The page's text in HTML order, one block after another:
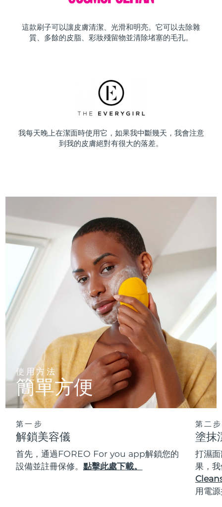
這款刷子可以讓皮膚清潔、光滑和明亮。它可以去除雜
質、多餘的皮脂、彩妝殘留物並清除堵塞的毛孔。
我每天晚上在潔面時使用它，如果我中斷幾天，我會注意
到我的皮膚絕對有很大的落差。
使用方法
簡單方便
第一步
解鎖美容儀
首先，通過FOREO For you app解鎖您的
設備並註冊保修。點擊此處下載。
第二步
塗抹
打濕
果，
用電